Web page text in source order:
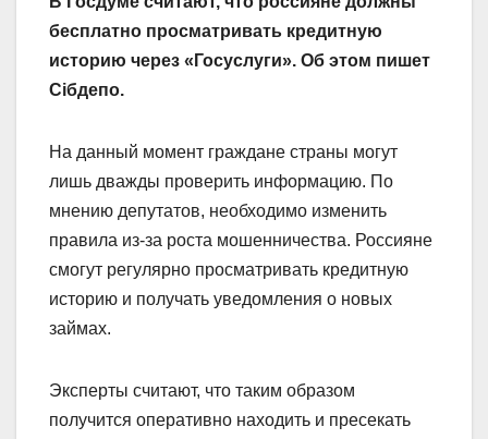
бесплатно просматривать кредитную
историю через «Госуслуги». Об этом пишет
Сiбдепо.
На данный момент граждане страны могут
лишь дважды проверить информацию. По
мнению депутатов, необходимо изменить
правила из-за роста мошенничества. Россияне
смогут регулярно просматривать кредитную
историю и получать уведомления о новых
займах.
Эксперты считают, что таким образом
получится оперативно находить и пресекать